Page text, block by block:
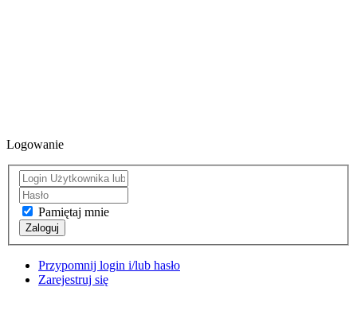
Logowanie
Pamiętaj mnie
Zaloguj
Przypomnij login i/lub hasło
Zarejestruj się